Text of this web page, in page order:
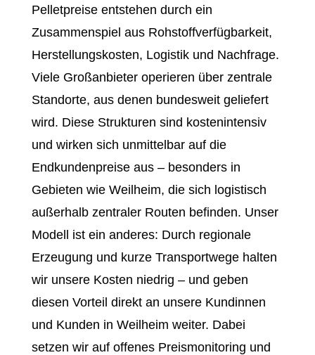
Pelletpreise entstehen durch ein
Zusammenspiel aus Rohstoffverfügbarkeit,
Herstellungskosten, Logistik und Nachfrage.
Viele Großanbieter operieren über zentrale
Standorte, aus denen bundesweit geliefert
wird. Diese Strukturen sind kostenintensiv
und wirken sich unmittelbar auf die
Endkundenpreise aus – besonders in
Gebieten wie Weilheim, die sich logistisch
außerhalb zentraler Routen befinden. Unser
Modell ist ein anderes: Durch regionale
Erzeugung und kurze Transportwege halten
wir unsere Kosten niedrig – und geben
diesen Vorteil direkt an unsere Kundinnen
und Kunden in Weilheim weiter. Dabei
setzen wir auf offenes Preismonitoring und